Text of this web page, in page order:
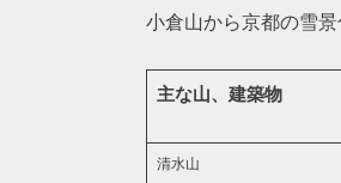
小倉山から京都の雪
主な山、建築物
清水山